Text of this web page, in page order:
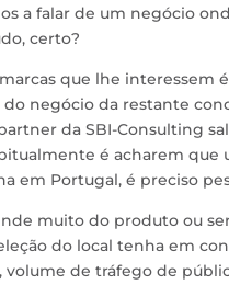
a falar de um negócio
certo?
que lhe interessem
negócio da restante
da SBI-Consulting
é acharem
em Portugal, é preciso
muito do produto ou
do local tenha em
de tráfego de